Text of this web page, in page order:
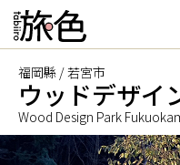
福岡縣 / 若宮市
ウッドデザイ
Wood Design Park